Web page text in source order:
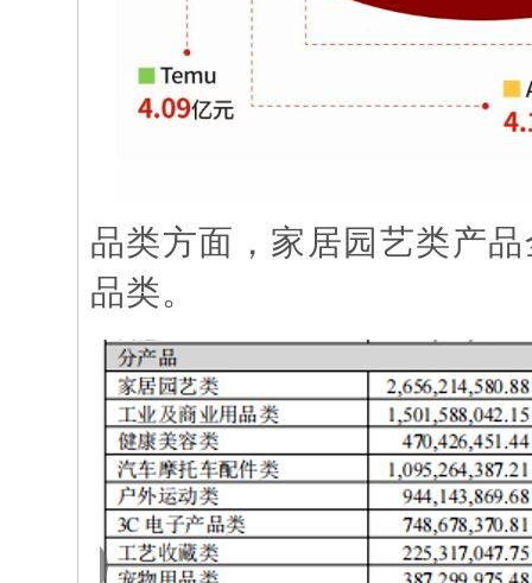
品类方面，家居园艺类产
品类。